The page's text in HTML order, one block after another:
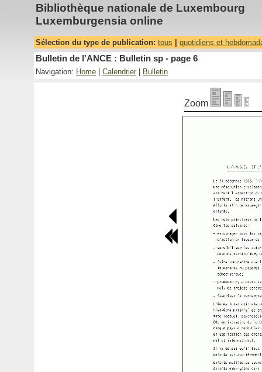
Bibliothèque nationale de Luxembourg
Luxemburgensia online
Sélection du type de publication: tous quotidiens et
Bulletin de l'ANCE : Bulletin sp - page 6
Navigation: Home Calendrier Bulletin
Zoom